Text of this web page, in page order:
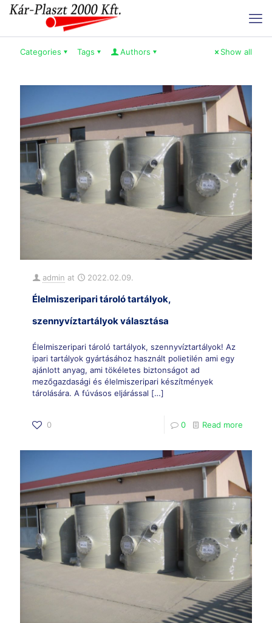
Categories Tags Authors Show all
admin at 2022.02.09.
Élelmiszeripari tároló tartályok,
szennyvíztartályok választása
Élelmiszeripari tároló tartályok, szennyvíztartályok! Az
ipari tartályok gyártásához használt polietilén ami egy
ajánlott anyag, ami tökéletes biztonságot ad
mezőgazdasági és élelmiszeripari készítmények
tárolására. A fúvásos eljárással […]
0 0 Read more